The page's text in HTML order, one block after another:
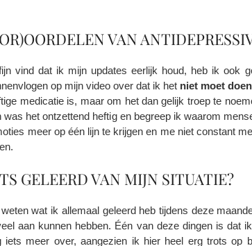
VAN
vind dat ik mijn updates eerlijk houd, heb ik ook
op mijn video over dat ik het niet moet doen
medicatie is, maar om het dan gelijk troep te
was het ontzettend heftig en begreep ik waarom
meer op één lijn te krijgen en me niet constant
GELEERD VAN MIJN SITUATIE?
wat ik allemaal geleerd heb tijdens deze
aan kunnen hebben. Één van deze dingen is
iets meer over, aangezien ik hier heel erg trots op